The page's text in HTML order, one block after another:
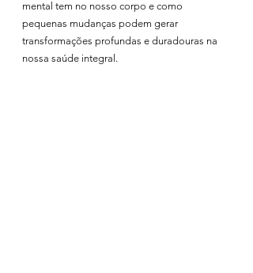
mental tem no nosso corpo e como
pequenas mudanças podem gerar
transformações profundas e duradouras na
nossa saúde integral.